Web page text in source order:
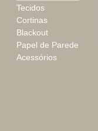
Tecidos
Cortinas
Blackout
Papel de Parede
Acessórios